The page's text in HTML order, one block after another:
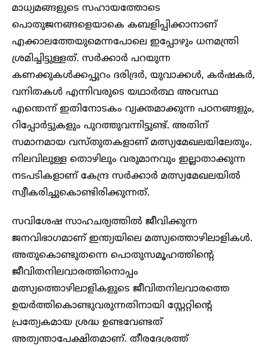
മാധ്യമങ്ങളുടെ സഹായത്തോടെ
പൊതുജനങ്ങളെയാകെ കബളിപ്പിക്കാനാണ്
എക്കാലത്തേയുമെന്നപോലെ ഇപ്പോഴും ധനമന്ത്രി
ശ്രമിച്ചിട്ടുള്ളത്. സർക്കാർ പറയുന്ന
കണക്കുകൾക്കപ്പുറം ദരിദ്രർ, യുവാക്കൾ, കർഷകർ,
വനിതകൾ എന്നിവരുടെ യഥാർത്ഥ അവസ്ഥ
എന്തെന്ന് ഇതിനോടകം വ്യക്തമാക്കുന്ന പഠനങ്ങളും,
റിപ്പോർട്ടുകളും പുറത്തുവന്നിട്ടുണ്ട്. അതിന്
സമാനമായ വസ്തുതകളാണ് മത്സ്യമേഖലയിലേതും.
നിലവിലുള്ള തൊഴിലും വരുമാനവും ഇല്ലാതാക്കുന്ന
നടപടികളാണ് കേന്ദ്ര സർക്കാർ മത്സ്യമേഖലയിൽ
സ്വീകരിച്ചുകൊണ്ടിരിക്കുന്നത്.
സവിശേഷ സാഹചര്യത്തിൽ ജീവിക്കുന്ന
ജനവിഭാഗമാണ് ഇന്ത്യയിലെ മത്സ്യത്തൊഴിലാളികൾ.
അതുകൊണ്ടുതന്നെ പൊതുസമൂഹത്തിന്റെ
ജീവിതനിലവാരത്തിനൊപ്പം
മത്സ്യത്തൊഴിലാളികളുടെ ജീവിതനിലവാരത്തെ
ഉയർത്തികൊണ്ടുവരുന്നതിനായി സ്റ്റേറ്റിന്റെ
പ്രത്യേകമായ ശ്രദ്ധ ഉണ്ടവേണ്ടത്
അത്യന്താപേക്ഷിതമാണ്. തീരദേശത്ത്